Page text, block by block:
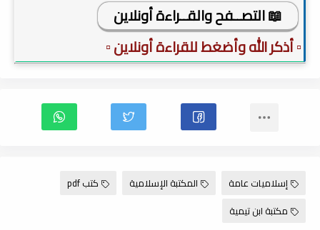
📖 التصــفح والقــراءة أونلاين
▫️ أذكر الله وأضغط للقراءة أونلاين ▫️
إسلاميات عامة المكتبة الإسلامية
كتب pdf
مكتبة ابن تيمية